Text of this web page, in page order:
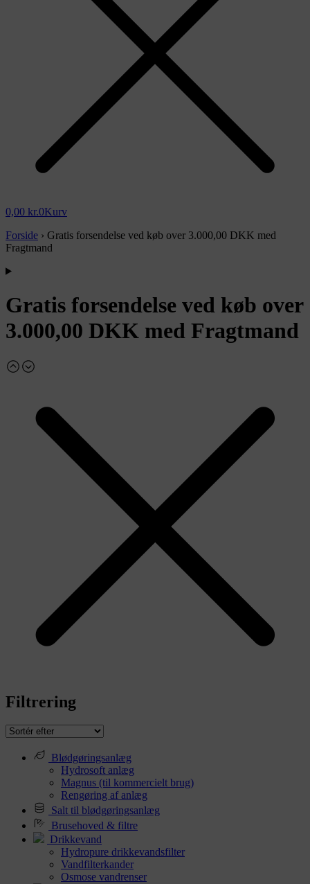
0,00 kr.0Kurv
Forside › Gratis forsendelse ved køb over 3.000,00 DKK med
Fragtmand
Gratis forsendelse ved køb over
3.000,00 DKK med Fragtmand
Filtrering
Blødgøringsanlæg
Hydrosoft anlæg
Magnus (til kommercielt brug)
Rengøring af anlæg
Salt til blødgøringsanlæg
Brusehoved & filtre
Drikkevand
Hydropure drikkevandsfilter
Vandfilterkander
Osmose vandrenser